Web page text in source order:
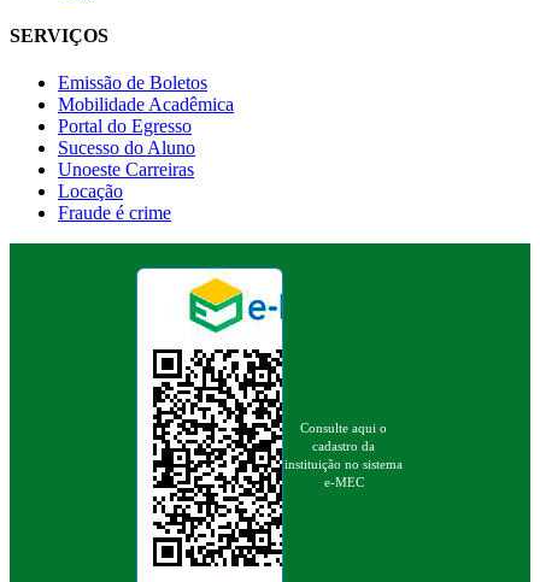
SERVIÇOS
Emissão de Boletos
Mobilidade Acadêmica
Portal do Egresso
Sucesso do Aluno
Unoeste Carreiras
Locação
Fraude é crime
Consulte aqui o
cadastro da
instituição no sistema
e-MEC